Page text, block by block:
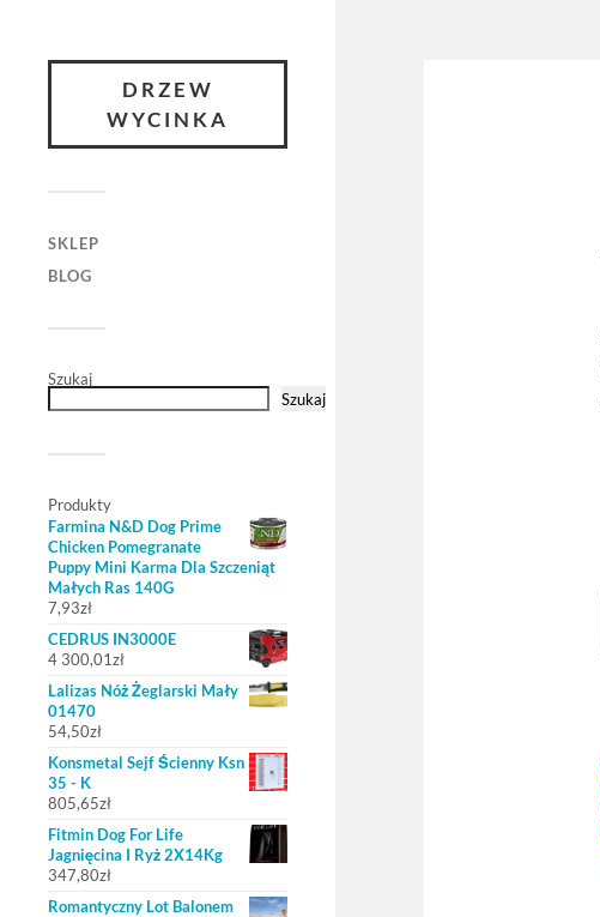
DRZEW
WYCINKA
SKLEP
BLOG
Szukaj
Szukaj
Produkty
Farmina N&D Dog Prime
Chicken Pomegranate
Puppy Mini Karma Dla Szczeniąt
Małych Ras 140G
7,93zł
CEDRUS IN3000E
4 300,01zł
Lalizas Nóż Żeglarski Mały
01470
54,50zł
Konsmetal Sejf Ścienny Ksn
35 - K
805,65zł
Fitmin Dog For Life
Jagnięcina I Ryż 2X14Kg
347,80zł
Romantyczny Lot Balonem